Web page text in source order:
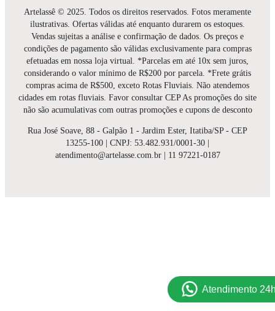
Artelassê © 2025. Todos os direitos reservados. Fotos meramente
ilustrativas. Ofertas válidas até enquanto durarem os estoques.
Vendas sujeitas a análise e confirmação de dados. Os preços e
condições de pagamento são válidas exclusivamente para compras
efetuadas em nossa loja virtual. *Parcelas em até 10x sem juros,
considerando o valor mínimo de R$200 por parcela. *Frete grátis
compras acima de R$500, exceto Rotas Fluviais. Não atendemos
cidades em rotas fluviais. Favor consultar CEP As promoções do site
não são acumulativas com outras promoções e cupons de desconto
Rua José Soave, 88 - Galpão 1 - Jardim Ester, Itatiba/SP - CEP
13255-100 | CNPJ: 53.482.931/0001-30 |
atendimento@artelasse.com.br | 11 97221-0187
Atendimento